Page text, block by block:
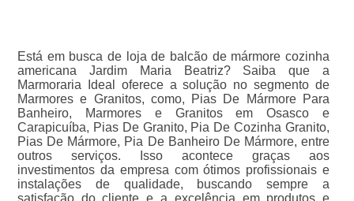
Está em busca de loja de balcão de mármore cozinha
americana Jardim Maria Beatriz? Saiba que a
Marmoraria Ideal oferece a solução no segmento de
Marmores e Granitos, como, Pias De Mármore Para
Banheiro, Marmores e Granitos em Osasco e
Carapicuíba, Pias De Granito, Pia De Cozinha Granito,
Pias De Mármore, Pia De Banheiro De Mármore, entre
outros serviços. Isso acontece graças aos
investimentos da empresa com ótimos profissionais e
instalações de qualidade, buscando sempre a